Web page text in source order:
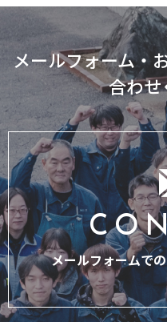
メールフォーム・
合わせ
メールフォームで